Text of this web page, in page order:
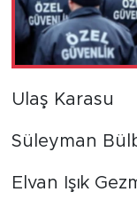
Ulaş Karasu
Süleyman
Elvan Işık